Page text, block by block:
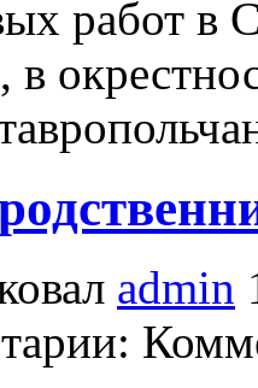
работ в
в
admin